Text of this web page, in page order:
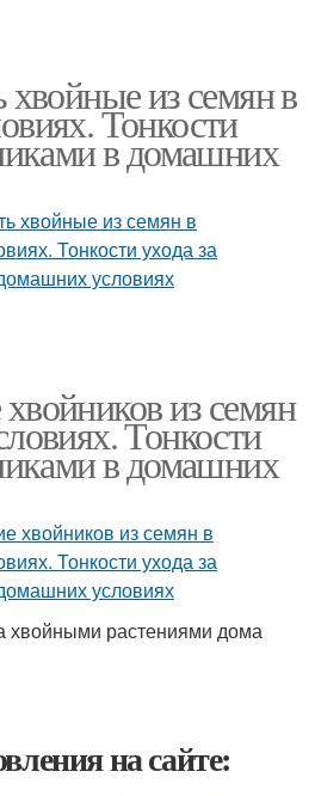
хвойные из семян в
Тонкости
в домашних
из семян
Тонкости
в домашних
хвойными растениями дома
на сайте: